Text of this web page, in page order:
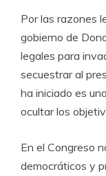
Por las razones
gobierno de
legales para
secuestrar al
ha iniciado es
ocultar los
En el Congreso
democráticos y